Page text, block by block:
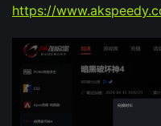
https://